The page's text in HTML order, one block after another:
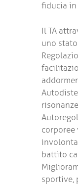
fiducia in
Il TA
uno
battito
sportive,